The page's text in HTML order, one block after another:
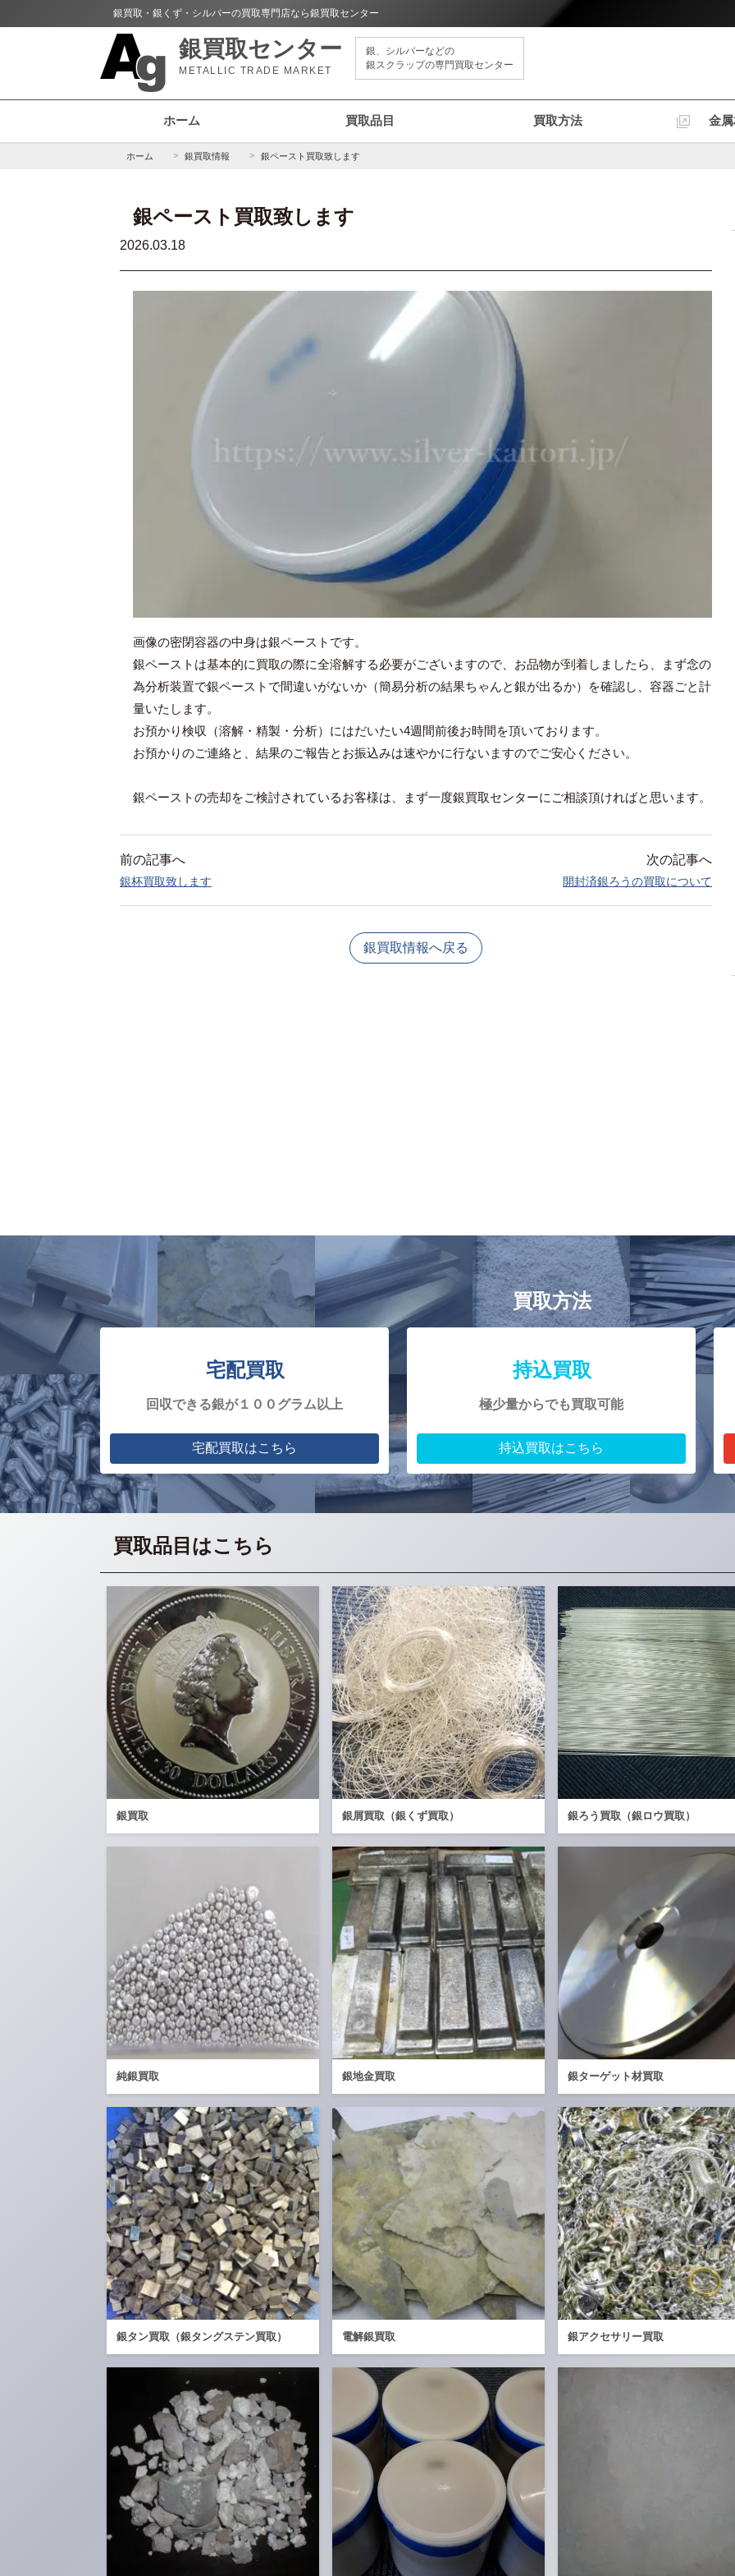
銀買取・銀くず・シルバーの買取専門店なら銀買取センター
銀買取センター
METALLIC TRADE MARKET
銀、シルバーなどの
銀スクラップの専門買取センター
ホーム 買取品目 買取方法 金
ホーム 銀買取情報 銀ペースト買取致します
銀ペースト買取致します
2026.03.18
画像の密閉容器の中身は銀ペーストです。
銀ペーストは基本的に買取の際に全溶解する必要がございますので、お品物が到着しましたら、まず念の
為分析装置で銀ペーストで間違いがないか（簡易分析の結果ちゃんと銀が出るか）を確認し、容器ごと計
量いたします。
お預かり検収（溶解・精製・分析）にはだいたい4週間前後お時間を頂いております。
お預かりのご連絡と、結果のご報告とお振込みは速やかに行ないますのでご安心ください。
銀ペーストの売却をご検討されているお客様は、まず一度銀買取センターにご相談頂ければと思います。
次の記事へ
開封済銀ろうの買取について
前の記事へ
銀杯買取致します
銀買取情報へ戻る
買取方法
宅配買取
回収できる銀が１００グラム以上
宅配買取はこちら
持込買取
極少量からでも買取可能
持込買取はこちら
買取品目はこちら
銀買取 銀屑買取（銀くず買取） 銀ろう買取（銀ロウ買取）
純銀買取 銀地金買取 銀ターゲット材買取
銀タン買取（銀タングステン買取） 電解銀買取 銀アクセサリー買取